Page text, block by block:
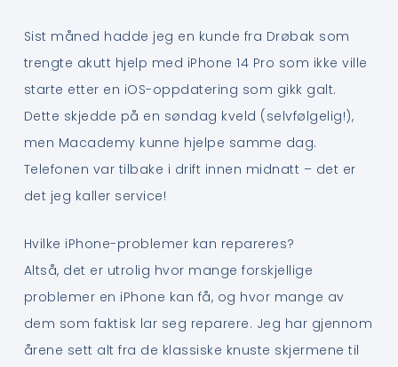
Sist måned hadde jeg en kunde fra Drøbak som
trengte akutt hjelp med iPhone 14 Pro som ikke ville
starte etter en iOS-oppdatering som gikk galt.
Dette skjedde på en søndag kveld (selvfølgelig!),
men Macademy kunne hjelpe samme dag.
Telefonen var tilbake i drift innen midnatt – det er
det jeg kaller service!
Hvilke iPhone-problemer kan repareres?
Altså, det er utrolig hvor mange forskjellige
problemer en iPhone kan få, og hvor mange av
dem som faktisk lar seg reparere. Jeg har gjennom
årene sett alt fra de klassiske knuste skjermene til